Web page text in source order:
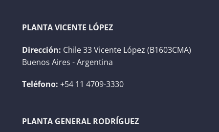
PLANTA VICENTE LÓPEZ
Dirección: Chile 33 Vicente López (B1603CMA)
Buenos Aires - Argentina
Teléfono: +54 11 4709-3330
PLANTA GENERAL RODRÍGUEZ